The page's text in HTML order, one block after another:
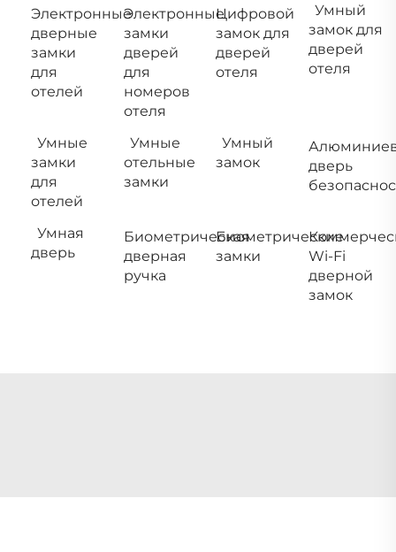
Электронные
дверные
замки
для
отелей
Электронные
замки
дверей
для
номеров
отеля
Цифровой
замок для
дверей
отеля
Умный
замок для
дверей
отеля
Умные
замки
для
отелей
Умные
отельные
замки
Умный
замок
дверь
Умная
дверь
Биометрическая
дверная
ручка
Биометрические
замки
Wi-Fi
дверной
замок